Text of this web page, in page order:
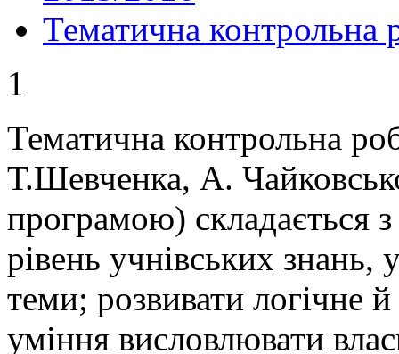
Тематична контрольна
1
Тематична контрольна
Т.Шевченка, А.
програмою) складається
рівень учнівських знань,
теми; розвивати логічне
уміння висловлювати